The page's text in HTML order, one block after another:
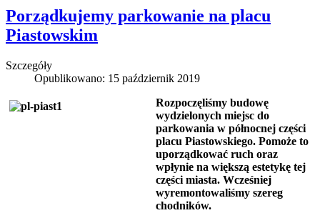
Porządkujemy parkowanie na placu
Piastowskim
Szczegóły
Opublikowano: 15 październik 2019
Rozpoczęliśmy budowę
wydzielonych miejsc do
parkowania w północnej części
placu Piastowskiego. Pomoże to
uporządkować ruch oraz
wpłynie na większą estetykę tej
części miasta. Wcześniej
wyremontowaliśmy szereg
chodników.